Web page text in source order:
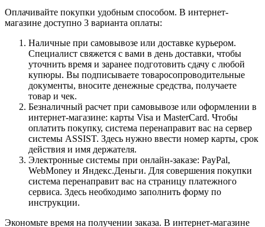
Оплачивайте покупки удобным способом. В интернет-
магазине доступно 3 варианта оплаты:
Наличные при самовывозе или доставке курьером.
Специалист свяжется с вами в день доставки, чтобы
уточнить время и заранее подготовить сдачу с любой
купюры. Вы подписываете товаросопроводительные
документы, вносите денежные средства, получаете
товар и чек.
Безналичный расчет при самовывозе или оформлении в
интернет-магазине: карты Visa и MasterCard. Чтобы
оплатить покупку, система перенаправит вас на сервер
системы ASSIST. Здесь нужно ввести номер карты, срок
действия и имя держателя.
Электронные системы при онлайн-заказе: PayPal,
WebMoney и Яндекс.Деньги. Для совершения покупки
система перенаправит вас на страницу платежного
сервиса. Здесь необходимо заполнить форму по
инструкции.
Экономьте время на получении заказа. В интернет-магазине